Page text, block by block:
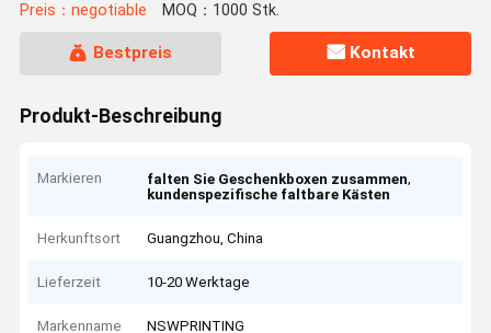
Preis：negotiable MOQ：1000 Stk.
Bestpreis Kontakt
Produkt-Beschreibung
Markieren falten Sie Geschenkboxen zusammen,
kundenspezifische faltbare Kästen
Herkunftsort Guangzhou, China
Lieferzeit 10-20 Werktage
Markenname NSWPRINTING